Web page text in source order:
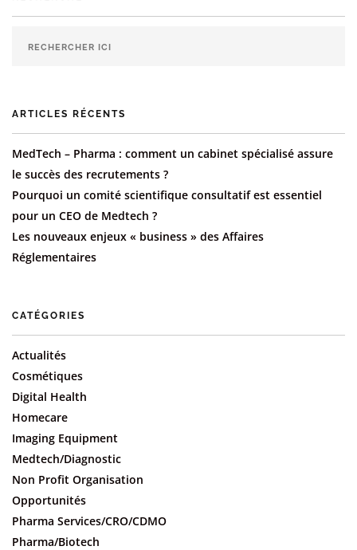
ARTICLES RÉCENTS
MedTech – Pharma : comment un cabinet spécialisé assure
le succès des recrutements ?
Pourquoi un comité scientifique consultatif est essentiel
pour un CEO de Medtech ?
Les nouveaux enjeux « business » des Affaires
Réglementaires
CATÉGORIES
Actualités
Cosmétiques
Digital Health
Homecare
Imaging Equipment
Medtech/Diagnostic
Non Profit Organisation
Opportunités
Pharma Services/CRO/CDMO
Pharma/Biotech